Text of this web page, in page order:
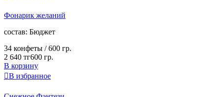
Фонарик желаний
cостав: Бюджет
34 конфеты /600 гр.
2 640 тг600 гр.
В корзину
В избранное